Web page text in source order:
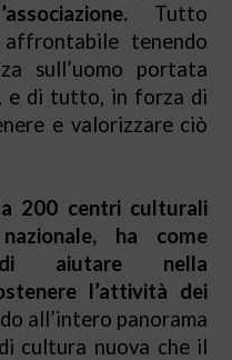
Tutto
tenendo
sull’uomo portata
e di tutto, in forza di
e valorizzare ciò
200 centri culturali
ha come
aiutare nella
l’attività dei
all’intero panorama
cultura nuova che il